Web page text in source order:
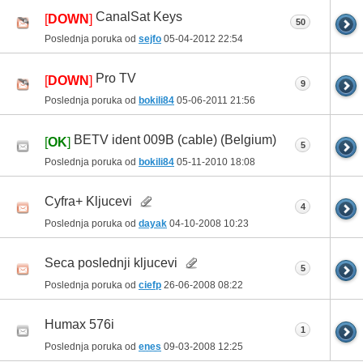
[DOWN] CanalSat Keys
Poslednja poruka od sejfo 05-04-2012 22:54
50
[DOWN] Pro TV
Poslednja poruka od bokili84 05-06-2011 21:56
9
[OK] BETV ident 009B (cable) (Belgium)
Poslednja poruka od bokili84 05-11-2010 18:08
5
Cyfra+ Kljucevi
Poslednja poruka od dayak 04-10-2008 10:23
4
Seca poslednji kljucevi
Poslednja poruka od ciefp 26-06-2008 08:22
5
Humax 576i
Poslednja poruka od enes 09-03-2008 12:25
1